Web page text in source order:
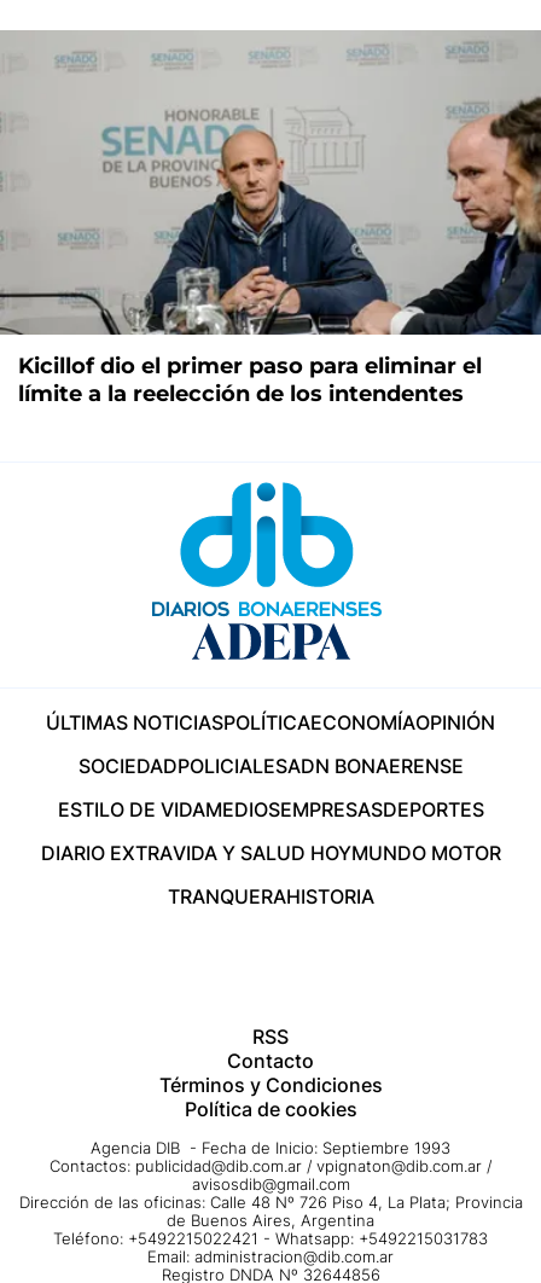
Kicillof dio el primer paso para eliminar el
límite a la reelección de los intendentes
ÚLTIMAS NOTICIASPOLÍTICAECONOMÍAOPINIÓN
SOCIEDADPOLICIALESADN BONAERENSE
ESTILO DE VIDAMEDIOSEMPRESASDEPORTES
DIARIO EXTRAVIDA Y SALUD HOYMUNDO MOTOR
TRANQUERAHISTORIA
RSS
Contacto
Términos y Condiciones
Política de cookies
Agencia DIB - Fecha de Inicio: Septiembre 1993
Contactos: publicidad@dib.com.ar / vpignaton@dib.com.ar /
avisosdib@gmail.com
Dirección de las oficinas: Calle 48 Nº 726 Piso 4, La Plata; Provincia
de Buenos Aires, Argentina
Teléfono: +5492215022421 - Whatsapp: +5492215031783
Email: administracion@dib.com.ar
Registro DNDA Nº 32644856